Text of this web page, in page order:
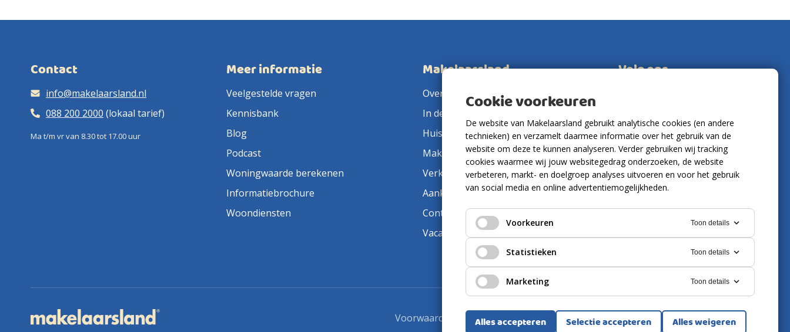
Contact
info@makelaarsland.nl
088 200 2000 (lokaal tarief)
Ma t/m vr van 8.30 tot 17.00 uur
Meer informatie
Veelgestelde vragen
Kennisbank
Blog
Podcast
Woningwaarde berekenen
Informatiebrochure
Woondiensten
Makelaarsland
Over ons
In de pers
Huis verkopen
Makelaar in de buurt
Verkoopmakelaar
Aankoopmakelaar
Contact
Vacatures
Volg ons
Voorwaarden Privacyverklaring Cookies
Cookie voorkeuren
De website van Makelaarsland gebruikt analytische cookies (en andere
technieken) en verzamelt daarmee informatie over het gebruik van de
website om deze te kunnen analyseren. Verder gebruiken wij tracking
cookies waarmee wij jouw websitegedrag onderzoeken, de website
verbeteren, markt- en doelgroep analyses uitvoeren en voor het gebruik
van social media en online advertentiemogelijkheden.
Voorkeuren Toon details
Statistieken Toon details
Marketing Toon details
Alles accepteren Selectie accepteren Alles weigeren